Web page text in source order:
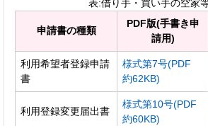
表:借り手・買い手の空家
申請書の種類
PDF版(手書き申
請用)
利用希望者登録申請
書
様式第7号(PDF
約62KB)
利用登録変更届出書
様式第10号(PDF
約60KB)